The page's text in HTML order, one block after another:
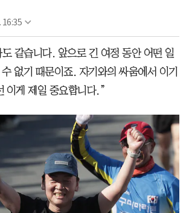
16:35
같습니다. 앞으로 긴 여정 동안 어떤 일
없기 때문이죠. 자기와의 싸움에서 이기
이게 제일 중요합니다.”